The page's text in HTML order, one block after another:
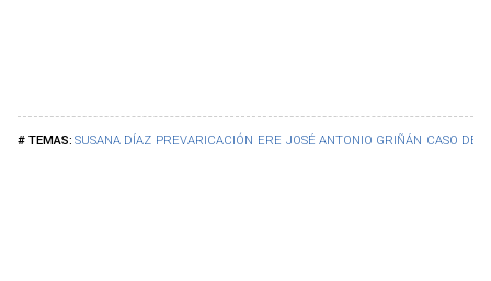
SUSANA DÍAZ PREVARICACIÓN ERE JOSÉ ANTONIO GRIÑÁN CASO DE